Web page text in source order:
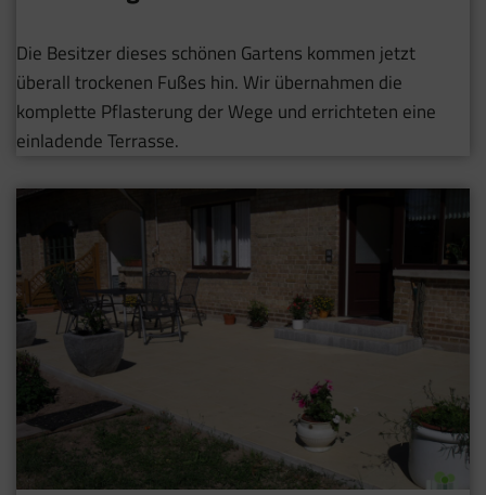
Die Besitzer dieses schönen Gartens kommen jetzt
überall trockenen Fußes hin. Wir übernahmen die
komplette Pflasterung der Wege und errichteten eine
einladende Terrasse.